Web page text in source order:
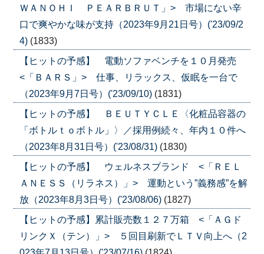
ＷＡＮＯＨＩ ＰＥＡＲＢＲＵＴ」> 市場にない辛
口で爽やかな味が支持（2023年9月21日号）('23/09/2
4) (1833)
【ヒットの予感】 電動ソファベンチを１０月発売
<「ＢＡＲＳ」> 仕事、リラックス、仮眠を一台で
（2023年9月7日号）('23/09/10) (1831)
【ヒットの予感】 ＢＥＵＴＹＣＬＥ〈化粧品容器の
「ボトルｔｏボトル」〉／採用例続々、年内１０件へ
（2023年8月31日号）('23/08/31) (1830)
【ヒットの予感】 ウェルネスブランド <「ＲＥＬ
ＡＮＥＳＳ（リラネス）」> 運動という”義務感”を解
放（2023年8月3日号）('23/08/06) (1827)
【ヒットの予感】累計販売数１２７万箱 <「ＡＧド
リンクＸ（テン）」> ５回目刷新でＬＴＶ向上へ（2